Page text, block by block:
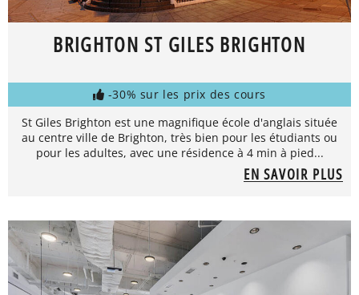
BRIGHTON ST GILES BRIGHTON
-30% sur les prix des cours
St Giles Brighton est une magnifique école d'anglais située
au centre ville de Brighton, très bien pour les étudiants ou
pour les adultes, avec une résidence à 4 min à pied...
EN SAVOIR PLUS